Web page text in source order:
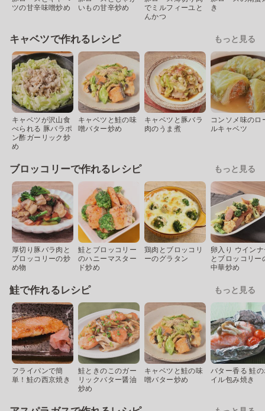
ツの甘辛味噌炒め
いもの甘辛炒め
でミルフィーユと
んかつ
き
キャベツで作れるレシピ もっと見る
キャベツが沢山食
べられる 豚バラポ
ン酢ガーリック炒
め
キャベツと鮭の味
噌バター炒め
キャベツと豚バラ
肉のうま煮
コンソメ味のロ
ルキャベツ
ブロッコリーで作れるレシピ もっと見る
厚切り豚バラ肉と
ブロッコリーの炒
め物
鮭とブロッコリー
のハニーマスター
ド炒め
鶏肉とブロッコリ
ーのグラタン
卵入り ウイン
とブロッコリー
中華炒め
鮭で作れるレシピ もっと見る
フライパンで簡
単！鮭の西京焼き
鮭ときのこのガー
リックバター醤油
炒め
キャベツと鮭の味
噌バター炒め
バター香る 鮭
イル包み焼き